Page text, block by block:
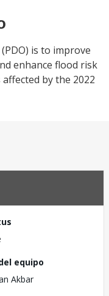
is to improve
enhance flood risk
by the 2022
equipo
Akbar